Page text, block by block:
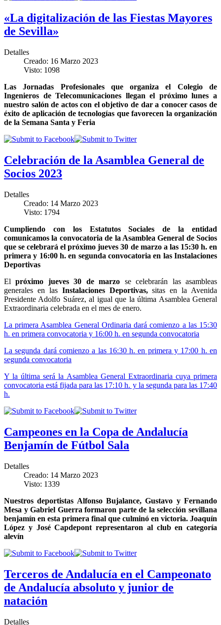
«La digitalización de las Fiestas Mayores
de Sevilla»
Detalles
Creado: 16 Marzo 2023
Visto: 1098
Las Jornadas Profesionales que organiza el Colegio de
Ingenieros de Telecomunicaciones llegan el próximo lunes a
nuestro salón de actos con el objetivo de dar a conocer casos de
éxito de aplicación de tecnologías que favorecen la organización
de la Semana Santa y Feria
Celebración de la Asamblea General de
Socios 2023
Detalles
Creado: 14 Marzo 2023
Visto: 1794
Cumpliendo con los Estatutos Sociales de la entidad
comunicamos la convocatoria de la Asamblea General de Socios
que se celebrará el próximo jueves 30 de marzo a las 15:30 h. en
primera y 16:00 h. en segunda convocatoria en las Instalaciones
Deportivas
Elpróximo jueves 30 de marzo se celebrarán las asambleas
generales en las Instalaciones Deportivas,sitas en la Avenida
Presidente Adolfo Suárez, al igual que la última Asamblea General
Extraordinaria celebrada en el mes de enero.
La primera Asamblea General Ordinaria dará comienzo a las 15:30
h. en primera convocatoria y 16:00 h. en segunda convocatoria
La segunda dará comienzo a las 16:30 h. en primera y 17:00 h. en
segunda convocatoria
Y la última será la Asamblea General Extraordinaria cuya primera
convocatoria está fijada para las 17:10 h. y la segunda para las 17:40
h.
Campeones en la Copa de Andalucía
Benjamín de Fútbol Sala
Detalles
Creado: 14 Marzo 2023
Visto: 1339
Nuestros deportistas Alfonso Bujalance, Gustavo y Fernando
Mesa y Gabriel Guerra formaron parte de la selección sevillana
benjamín en esta primera final que culminó en victoria. Joaquín
López y José Capdepont representaron al club en categoría
alevín
Terceros de Andalucía en el Campeonato
de Andalucía absoluto y junior de
natación
Detalles